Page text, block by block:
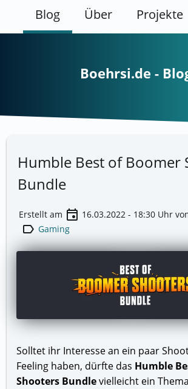
Blog Über Projekte
Boehrsi.de -
Humble Best of Boomer
Bundle
Erstellt am event 16.03.2022 - 18:30 Uhr
label Gaming
Solltet ihr Interesse an ein paar
Feeling haben, dürfte das Humble
Shooters Bundlevielleicht ein